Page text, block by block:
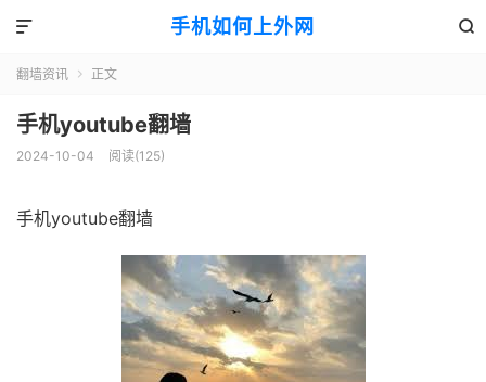
手机如何上外网 

翻墙资讯  正文
手机youtube翻墙
2024-10-04 阅读(125)
手机youtube翻墙